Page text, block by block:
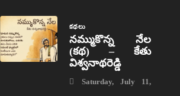
కథలు
నమ్ముకొన్న నేల
(కథ) – కేతు
విశ్వనాథరెడ్డి
Saturday, July 11,